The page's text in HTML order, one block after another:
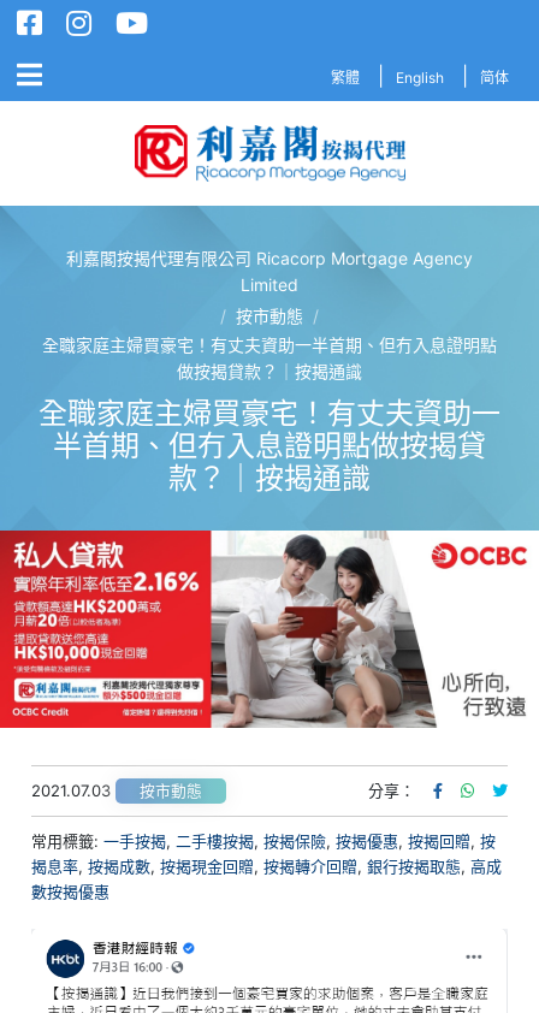
繁體 English 简体
利嘉閣按揭代理有限公司 Ricacorp Mortgage Agency
Limited
/ 按市動態 /
全職家庭主婦買豪宅！有丈夫資助一半首期、但冇入息證明點
做按揭貸款？｜按揭通識
全職家庭主婦買豪宅！有丈夫資助一
半首期、但冇入息證明點做按揭貸
款？｜按揭通識
2021.07.03 按市動態 分享：
常用標籤:一手按揭,二手樓按揭,按揭保險,按揭優惠,按揭回贈,按
揭息率,按揭成數,按揭現金回贈,按揭轉介回贈,銀行按揭取態,高成
數按揭優惠